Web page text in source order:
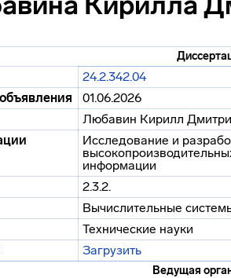
24.2.342.04
01.06.2026
Любавин Кирилл
Исследование и
информации
2.3.2.
Вычислительные
Технические науки
Загрузить
Ведущая